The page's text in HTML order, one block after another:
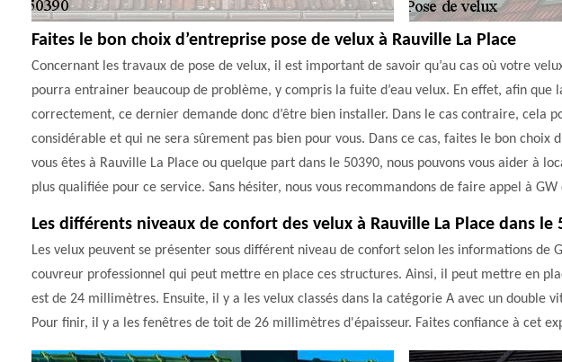
Faites le bon choix d’entreprise pose de velux à Rauville La Place
Concernant les travaux de pose de velux, il est important de savoir qu’au cas où votre
pourra entrainer beaucoup de problème, y compris la fuite d’eau velux. En effet, afin que
correctement, ce dernier demande donc d’être bien installer. Dans le cas contraire, cela
considérable et qui ne sera sûrement pas bien pour vous. Dans ce cas, faites le bon choix
vous êtes à Rauville La Place ou quelque part dans le 50390, nous pouvons vous aider à
plus qualifiée pour ce service. Sans hésiter, nous vous recommandons de faire appel à GW
Les différents niveaux de confort des velux à Rauville La Place dans le
Les velux peuvent se présenter sous différent niveau de confort selon les informations de
couvreur professionnel qui peut mettre en place ces structures. Ainsi, il peut mettre en
est de 24 millimètres. Ensuite, il y a les velux classés dans la catégorie A avec un double
Pour finir, il y a les fenêtres de toit de 26 millimètres d'épaisseur. Faites confiance à cet